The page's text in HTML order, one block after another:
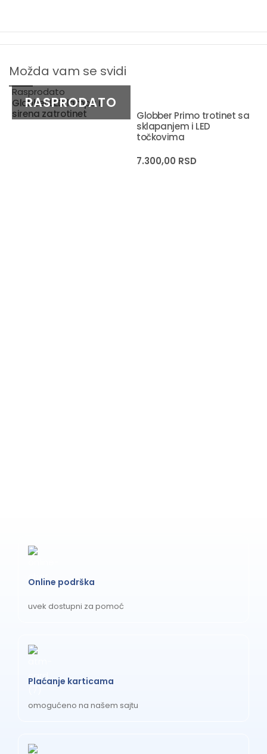
Dimenzije trotineta: 27 x 53 x 71-91cm
Možda vam se svidi
Rasprodato
Globber LED lampa i
sirena zatrotinet
Globber Primo trotinet sa
sklapanjem i LED
točkovima
7.300,00 RSD
Online podrška
uvek dostupni za pomoć
Plaćanje karticama
omogućeno na našem sajtu